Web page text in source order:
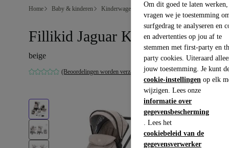
Om dit goed te laten werken,
vragen we je toestemming
surfgedrag te analyseren en
en advertenties op jou af te
stemmen met first-party en
party cookies. Uiteraard
jouw toestemming. Je kunt
cookie-instellingen op elk
wijzigen. Lees onze
informatie over
gegevensbescherming
. Lees het
cookiebeleid van de
gegevensverwerker
Home Baby & kinderen Kinderwagens & Buggy's Kinderwagens
Fillikid Jaguar Kinderwagenset
beige
(Beoordelingen worden verzameld)